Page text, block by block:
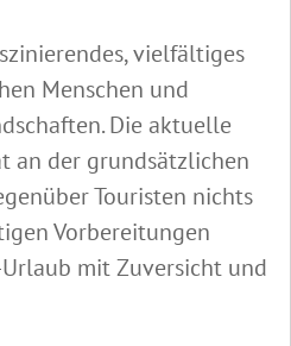
vielfältiges
Menschen und
Die aktuelle
an der grundsätzlichen
Touristen nichts
Vorbereitungen
mit Zuversicht und